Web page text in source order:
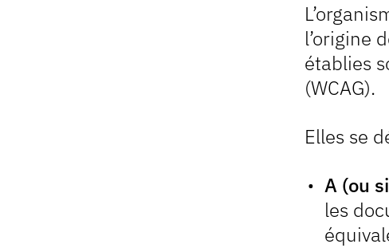
l’origine
établies
(WCAG).
Elles se
A (ou
les